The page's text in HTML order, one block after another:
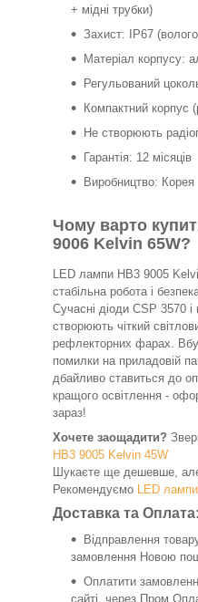
+ мідні трубки)
Захист: IP67
Матеріал корпусу:
Регульований
Компактний корпус
Не створюють
Гарантія: 12 місяців
Виробництво: Корея
Чому варто
9006 Kelvin 65W?
LED лампи HB3 9005
стабільна робота і
Сучасні діоди CSP 3570 і
створюють чіткий
рефлекторних фарах.
помилки на приладовій
дбайливо ставиться до
кращого освітлення -
зараз!
Хочете заощадити?
HB3 9005 Kelvin 45W
Шукаєте ще дешевше,
Рекомендуємо LED
Доставка та Оплата:
Відправлення
замовлення Новою
Оплатити
сайті, через Пром